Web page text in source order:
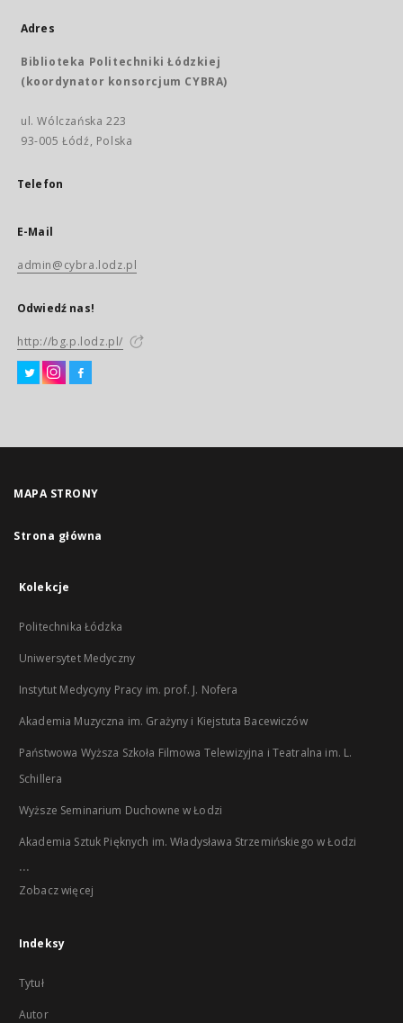
Adres
Biblioteka Politechniki Łódzkiej
(koordynator konsorcjum CYBRA)
ul. Wólczańska 223
93-005 Łódź, Polska
Telefon
E-Mail
admin@cybra.lodz.pl
Odwiedź nas!
http://bg.p.lodz.pl/
MAPA STRONY
Strona główna
Kolekcje
Politechnika Łódzka
Uniwersytet Medyczny
Instytut Medycyny Pracy im. prof. J. Nofera
Akademia Muzyczna im. Grażyny i Kiejstuta Bacewiczów
Państwowa Wyższa Szkoła Filmowa Telewizyjna i Teatralna im. L.
Schillera
Wyższe Seminarium Duchowne w Łodzi
Akademia Sztuk Pięknych im. Władysława Strzemińskiego w Łodzi
...
Zobacz więcej
Indeksy
Tytuł
Autor